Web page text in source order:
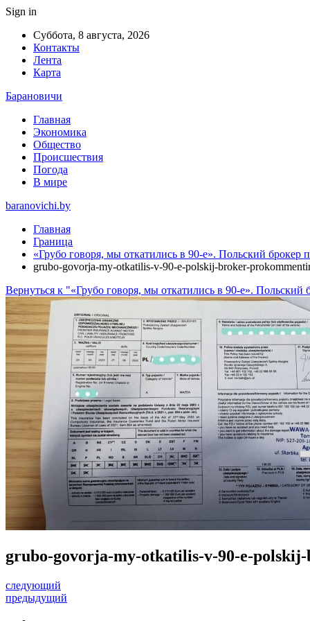
Sign in
Суббота, 8 августа, 2026
Контакты
Лента
Карта
Барановичи
Главная
Экономика
Общество
Происшествия
Погода
В мире
baranovichi.by
Главная
Граница
«Грубо говоря, мы откатились в 90-е». Польский
grubo-govorja-my-otkatilis-v-90-e-polskij-broker-
Вернуться к "«Грубо говоря, мы откатились в 90-е».
grubo-govorja-my-otkatilis-v-90-e-
следующий
предыдущий